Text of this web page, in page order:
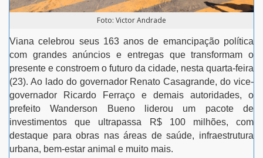
Foto: Victor Andrade
Viana celebrou seus 163 anos de emancipação política
com grandes anúncios e entregas que transformam o
presente e constroem o futuro da cidade, nesta quarta-feira
(23). Ao lado do governador Renato Casagrande, do vice-
governador Ricardo Ferraço e demais autoridades, o
prefeito Wanderson Bueno liderou um pacote de
investimentos que ultrapassa R$ 100 milhões, com
destaque para obras nas áreas de saúde, infraestrutura
urbana, bem-estar animal e muito mais.